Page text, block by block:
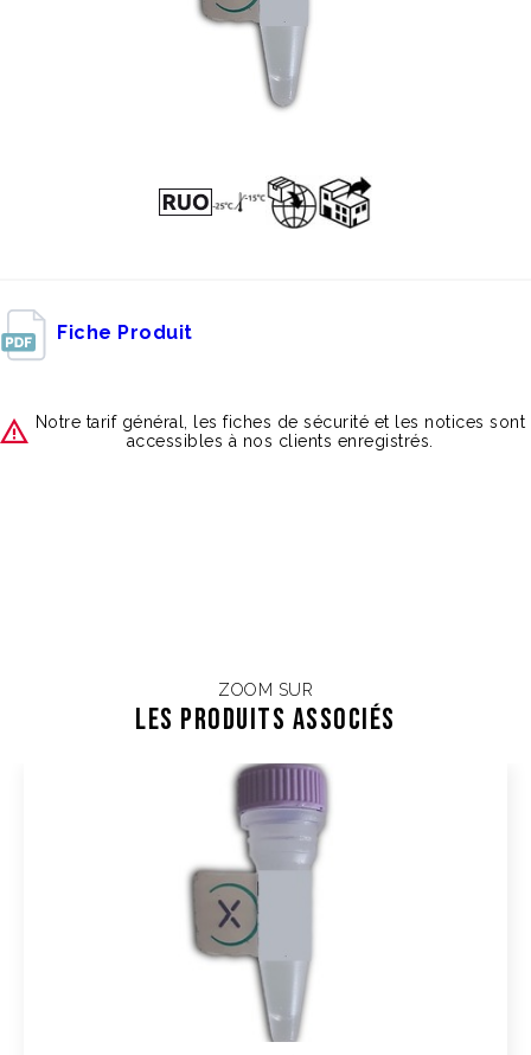
Fiche Produit
Notre tarif général, les fiches de sécurité et les notices sont
accessibles à nos clients enregistrés.
ZOOM SUR
Les Produits associés